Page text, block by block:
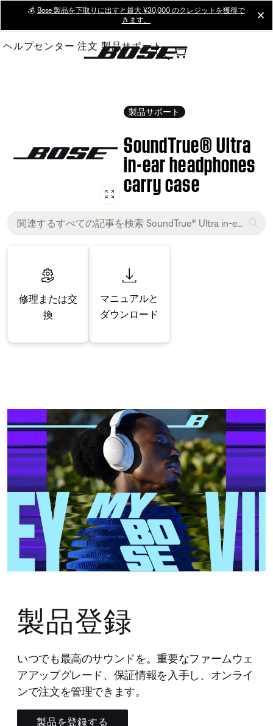
Main
💰 Bose 製品を下取りに出すと最大 ¥30,000 のクレジットを獲得で
きます。
ヘルプセンター 注文 製品サポート
製品サポート
SoundTrue® Ultra
in-ear headphones
carry case
修理または交
換
マニュアルと
ダウンロード
製品登録
いつでも最高のサウンドを。重要なファームウェ
アアップグレード、保証情報を入手し、オンライ
ンで注文を管理できます。
製品を登録する